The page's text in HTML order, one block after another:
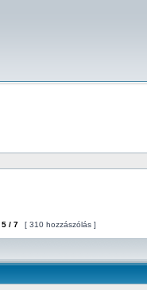
5 / 7 [ 310 hozzászólás ]